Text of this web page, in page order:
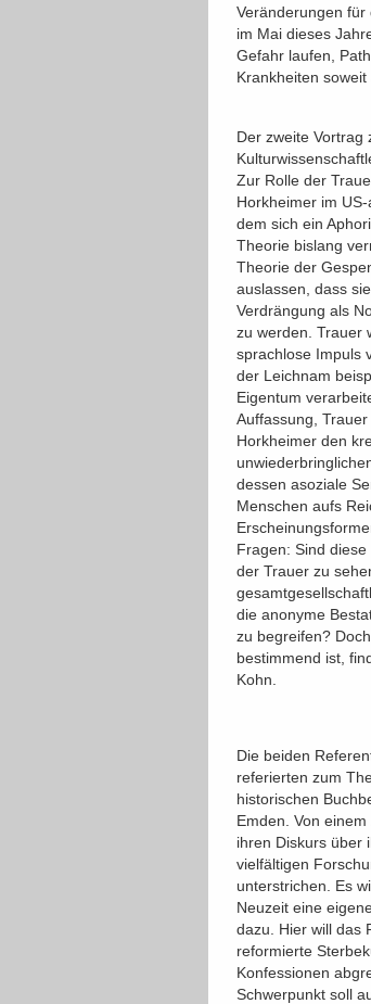
Veränderungen
im Mai dieses
Gefahr laufen,
Krankheiten
Der zweite Vortrag
Zur Rolle der
Horkheimer im US-
dem sich ein
Theorie bislang
Theorie der
auslassen, dass
Verdrängung als
zu werden. Trauer
sprachlose Impuls
der Leichnam
Eigentum
Auffassung,
Horkheimer den
dessen asoziale
Menschen aufs
Fragen: Sind
der Trauer zu
die anonyme
zu begreifen?
bestimmend ist,
Kohn.
Die beiden
referierten zum
historischen
Emden. Von
ihren Diskurs über
vielfältigen
unterstrichen. Es
Neuzeit eine
dazu. Hier will das
reformierte
Konfessionen
Schwerpunkt soll